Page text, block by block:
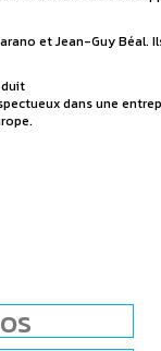
et Jean-Guy Béal.
dans une